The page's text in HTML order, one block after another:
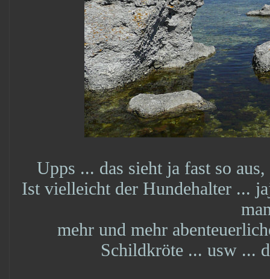
Upps ... das sieht ja fast so
Ist vielleicht der Hundehalter ...
mehr und mehr
Schildkröte ... usw ...